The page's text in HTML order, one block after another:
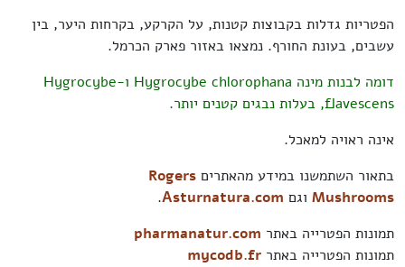
הפטריות גדלות בקבוצות קטנות, על הקרקע, בקרחות היער, בין
עשבים, בעונת החורף. נמצאו באזור פארק הכרמל.
דומה לבנות מינה Hygrocybe chlorophana ו-
Hygrocybe
flavescens, בעלות נבגים קטנים יותר.
אינה ראויה למאכל.
בתאור השתמשנו במידע מהאתריםRogers
MushroomsוגםАsturnatura.com
.
תמונות הפטרייה באתרpharmanatur.com
תמונות הפטרייה באתרmycodb.fr